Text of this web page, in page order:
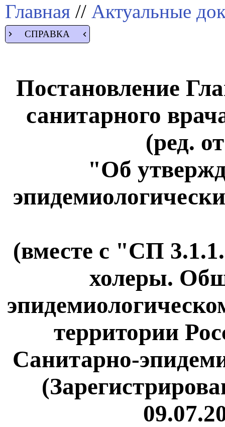
Главная // Актуальные
СПРАВКА
Постановление
санитарного
(ред.
"Об
(вместе с "СП
холеры.
территории
Санитарно-